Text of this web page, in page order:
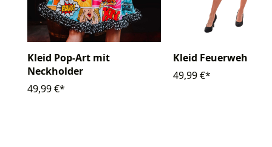
Kleid Pop-Art mit
Neckholder
49,99 €*
Kleid Feuerwehrfrau
49,99 €*